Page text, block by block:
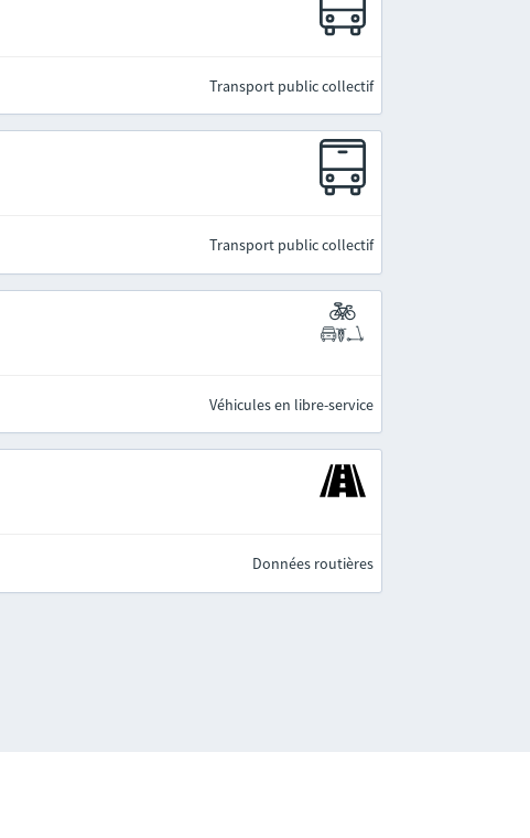
Transport public collectif
Transport public collectif
Véhicules en libre-service
Données routières